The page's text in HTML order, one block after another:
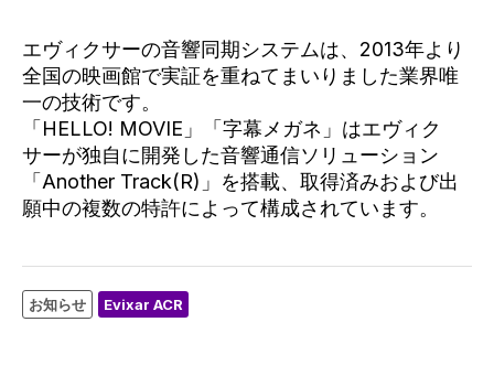
エヴィクサーの音響同期システムは、2013年より
全国の映画館で実証を重ねてまいりました業界唯
一の技術です。
「HELLO! MOVIE」「字幕メガネ」はエヴィク
サーが独自に開発した音響通信ソリューション
「Another Track(R)」を搭載、取得済みおよび出
願中の複数の特許によって構成されています。
お知らせ Evixar ACR